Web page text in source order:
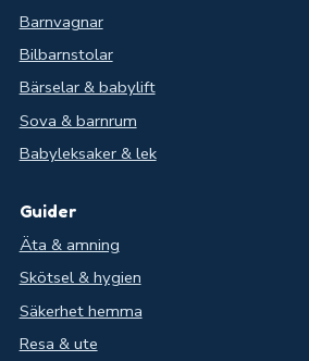
Barnvagnar
Bilbarnstolar
Bärselar & babylift
Sova & barnrum
Babyleksaker & lek
Guider
Äta & amning
Skötsel & hygien
Säkerhet hemma
Resa & ute